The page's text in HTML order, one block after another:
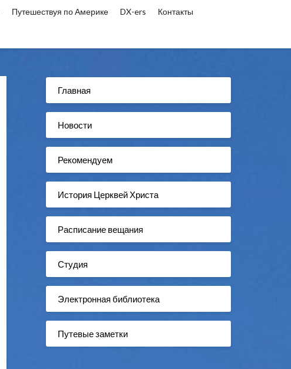
Путешествуя по Америке DX-ers Контакты
Главная
Новости
Рекомендуем
История Церквей Христа
Расписание вещания
Студия
Электронная библиотека
Путевые заметки